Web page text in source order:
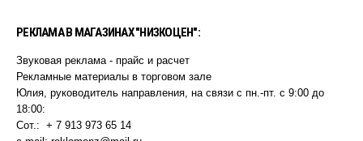
РЕКЛАМА В МАГАЗИНАХ "НИЗКОЦЕН":
Звуковая реклама - прайс и расчет ​
Рекламные материалы в торговом зале
Юлия, руководитель направления, на связи с пн.-пт. с 9:00 до
18:00:
Сот.: ​ + 7 913 973 65 14